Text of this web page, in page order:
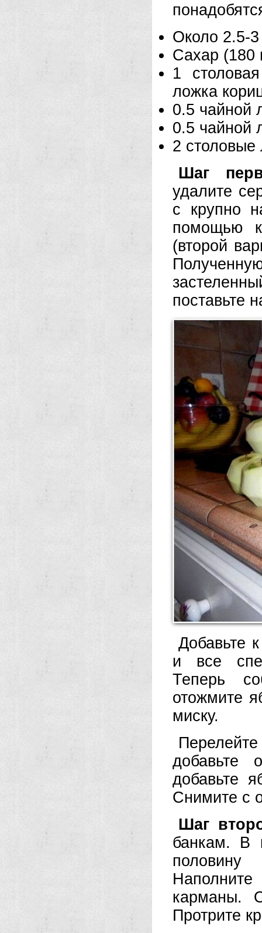
Около 2.5-3
Сахар (180
1
ложка
0.5 чайной
0.5 чайной
2
Шаг
удалите
с крупно
помощью
(второй
поставьте
Добавьте
и все
Теперь
отожмите
миску.
добавьте
добавьте
Снимите с
Шаг
банкам. В
карманы.
Протрите